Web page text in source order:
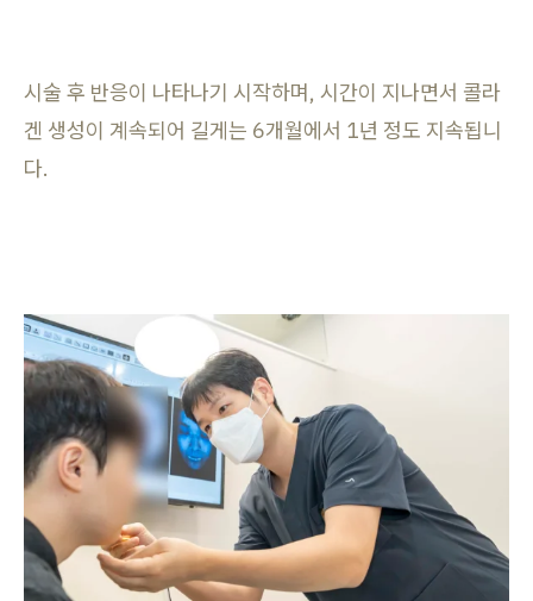
시술 후 반응이 나타나기 시작하며, 시간이 지나면서 콜라
겐 생성이 계속되어 길게는 6개월에서 1년 정도 지속됩니
다.